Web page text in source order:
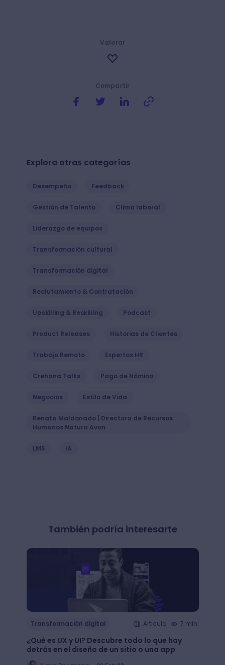
Compartir
Valorar
Explora otras categorías
Desempeño Feedback
Gestión de Talento Clima laboral
Liderazgo de equipos
Transformación cultural
Transformación digital
Reclutamiento & Contratación
Upskilling & Reskilling Podcast
Product Releases Historias de Clientes
Trabajo Remoto Expertos HR
Crehana Talks Pago de Nómina
Negocios Estilo de Vida
Renata Maldonado | Directora de Recursos
Humanos Natura Avon
LMS IA
También podría interesarte
Transformación digital Articulo 7 min.
¿Qué es UX y UI? Descubre todo lo que hay
detrás en el diseño de un sitio o una app